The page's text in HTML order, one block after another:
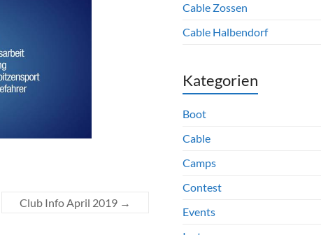
Club Info April 2019 →
Cable Zossen
Cable Halbendorf
Kategorien
Boot
Cable
Camps
Contest
Events